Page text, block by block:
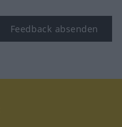
Feedback absenden